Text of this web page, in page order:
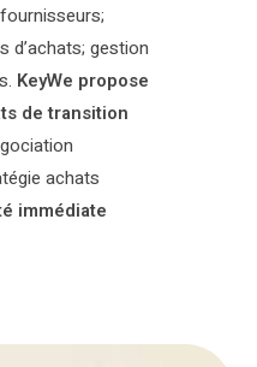
d’achats; gestion
KeyWe propose
de transition
achats
immédiate